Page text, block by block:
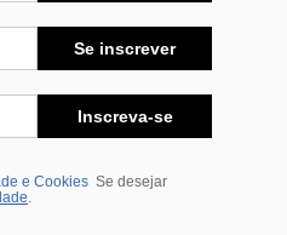
Se inscrever
Inscreva-se
e Cookies Se desejar
.